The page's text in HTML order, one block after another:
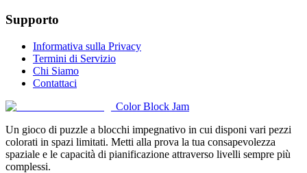
Supporto
Informativa sulla Privacy
Termini di Servizio
Chi Siamo
Contattaci
Color Block Jam
Un gioco di puzzle a blocchi impegnativo in cui disponi vari pezzi
colorati in spazi limitati. Metti alla prova la tua consapevolezza
spaziale e le capacità di pianificazione attraverso livelli sempre più
complessi.